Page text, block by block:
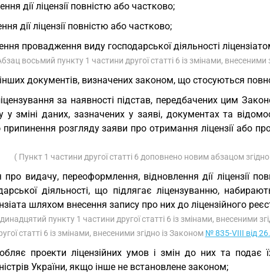
дії ліцензії повністю або частково;
дії ліцензії повністю або частково;
провадження виду господарської діяльності
восьмий пункту 1 частини другої статті 6 із змінами, внесеними
документів, визначених законом, що стосуються
за наявності підстав, передбачених цим
у зміні даних, зазначених у заяві, документах та
припинення розгляду заяви про отримання ліцензії або
( Пункт 1 частини другої статті 6 доповнено новим абзацом
про видачу, переоформлення, відновлення дії ліцензії
діяльності, що підлягає ліцензуванню,
шляхом внесення запису про них до ліцензійного
пункту 1 частини другої статті 6 із змінами, внесеними
статті 6 із змінами, внесеними згідно із Законом № 835-VIII від
проекти ліцензійних умов і змін до них та подає
України, якщо інше не встановлене законом;